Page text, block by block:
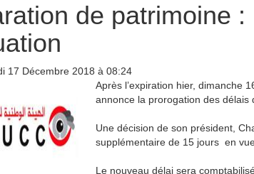
de patrimoine
17 Décembre 2018 à 08:24
Après l’expiration hier, dimanche
annonce la prorogation des délais
Une décision de son président,
supplémentaire de 15 jours en
Le nouveau délai sera